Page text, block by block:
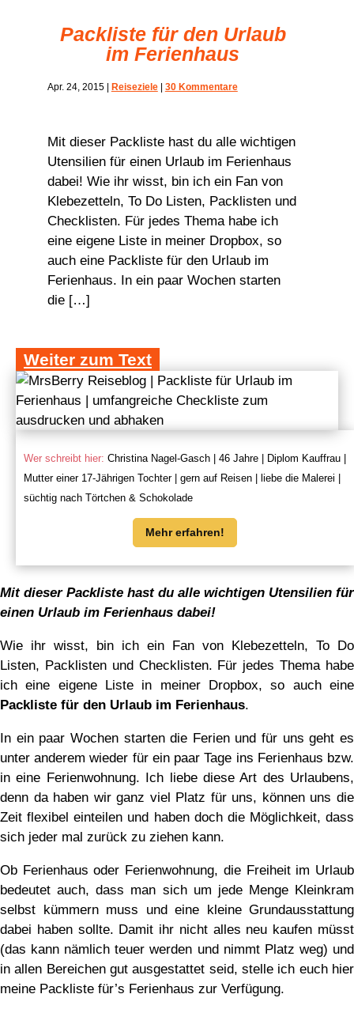
Packliste für den Urlaub
im Ferienhaus
Apr. 24, 2015| Reiseziele| 30 Kommentare
Mit dieser Packliste hast du alle wichtigen
Utensilien für einen Urlaub im Ferienhaus
dabei! Wie ihr wisst, bin ich ein Fan von
Klebezetteln, To Do Listen, Packlisten und
Checklisten. Für jedes Thema habe ich
eine eigene Liste in meiner Dropbox, so
auch eine Packliste für den Urlaub im
Ferienhaus. In ein paar Wochen starten
die […]
Weiter zum Text
Wer schreibt hier: Christina Nagel-Gasch | 46 Jahre | Diplom Kauffrau |
Mutter einer 17-Jährigen Tochter | gern auf Reisen | liebe die Malerei |
süchtig nach Törtchen & Schokolade
Mehr erfahren!
Mit dieser Packliste hast du alle wichtigen Utensilien für
einen Urlaub im Ferienhaus dabei!
Wie ihr wisst, bin ich ein Fan von Klebezetteln, To Do
Listen, Packlisten und Checklisten. Für jedes Thema habe
ich eine eigene Liste in meiner Dropbox, so auch eine
Packliste für den Urlaub im Ferienhaus.
In ein paar Wochen starten die Ferien und für uns geht es
unter anderem wieder für ein paar Tage ins Ferienhaus bzw.
in eine Ferienwohnung. Ich liebe diese Art des Urlaubens,
denn da haben wir ganz viel Platz für uns, können uns die
Zeit flexibel einteilen und haben doch die Möglichkeit, dass
sich jeder mal zurück zu ziehen kann.
Ob Ferienhaus oder Ferienwohnung, die Freiheit im Urlaub
bedeutet auch, dass man sich um jede Menge Kleinkram
selbst kümmern muss und eine kleine Grundausstattung
dabei haben sollte. Damit ihr nicht alles neu kaufen müsst
(das kann nämlich teuer werden und nimmt Platz weg) und
in allen Bereichen gut ausgestattet seid, stelle ich euch hier
meine Packliste für’s Ferienhaus zur Verfügung.